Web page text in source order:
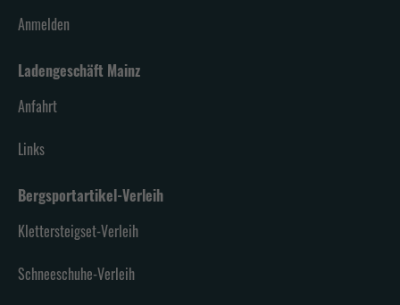
Anmelden
Ladengeschäft Mainz
Anfahrt
Links
Bergsportartikel-Verleih
Klettersteigset-Verleih
Schneeschuhe-Verleih